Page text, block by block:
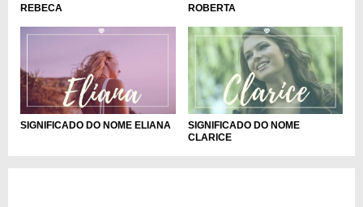
REBECA
ROBERTA
SIGNIFICADO DO NOME ELIANA
SIGNIFICADO DO NOME
CLARICE